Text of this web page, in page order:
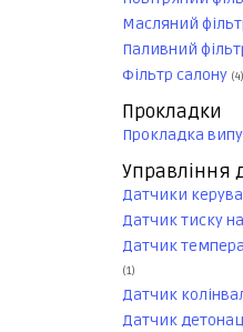
Масляний
Паливний
Фільтр салону (4)
Прокладки
Прокладка
Управління
Датчики
Датчик тиску
Датчик
(1)
Датчик
Датчик